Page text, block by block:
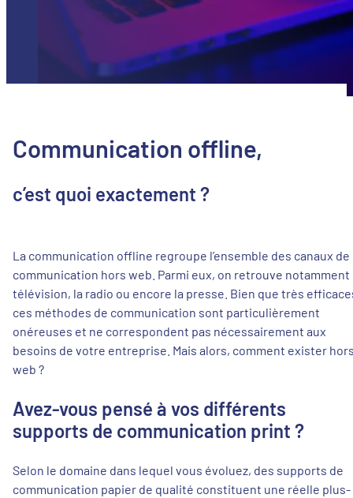
Communication offline,
c’est quoi exactement ?
La communication offline regroupe l’ensemble des canaux de
communication hors web. Parmi eux, on retrouve notamment
télévision, la radio ou encore la presse. Bien que très
ces méthodes de communication sont particulièrement
onéreuses et ne correspondent pas nécessairement aux
besoins de votre entreprise. Mais alors, comment exister
web ?
Avez-vous pensé à vos différents
supports de communication print ?
Selon le domaine dans lequel vous évoluez, des supports de
communication papier de qualité constituent une réelle plus-